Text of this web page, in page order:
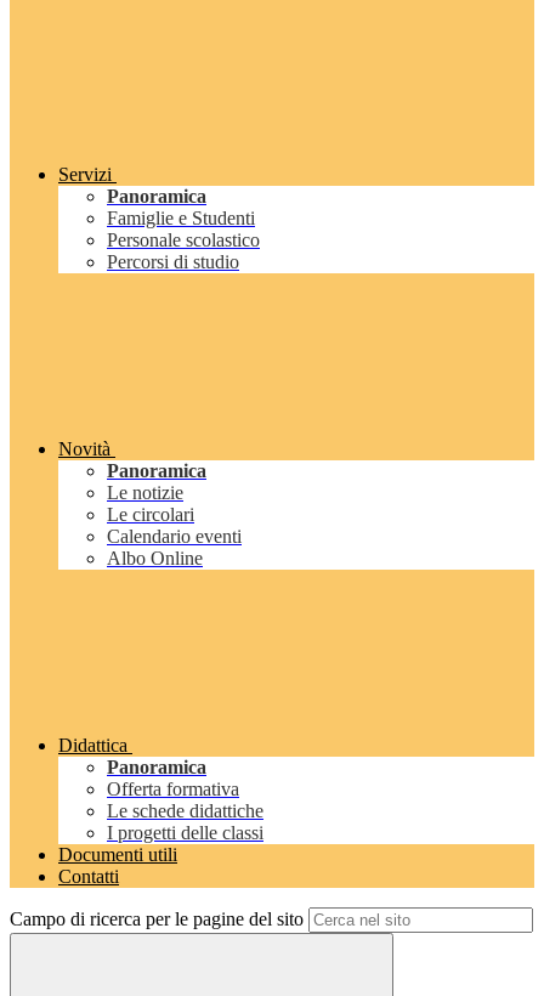
Servizi
Panoramica
Famiglie e Studenti
Personale scolastico
Percorsi di studio
Novità
Panoramica
Le notizie
Le circolari
Calendario eventi
Albo Online
Didattica
Panoramica
Offerta formativa
Le schede didattiche
I progetti delle classi
Documenti utili
Contatti
Campo di ricerca per le pagine del sito